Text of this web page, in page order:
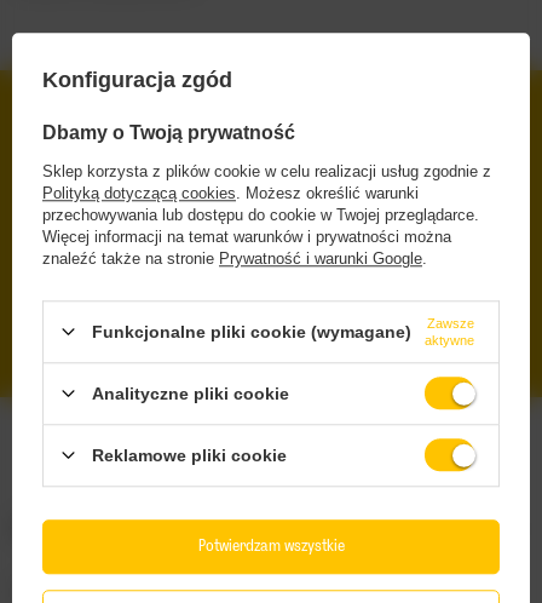
DARMOWA DOSTAWA
OD 249 ZŁ Z INPOST PACZKOMATY
BEZPIECZNE ZAKUPY
DBAMY O TWOJE PRAWA
RENOMOWANE MARKI
SZEROKI WYBÓR
IPA, PILS, SOUR, STOUT, LAGER
Zamówienia
Status zamówienia
Konfiguracja zgód
Dbamy o Twoją prywatność
Sklep korzysta z plików cookie w celu realizacji usług zgodnie z
Polityką dotyczącą cookies . Możesz określić warunki
przechowywania lub dostępu do cookie w Twojej przeglądarce.
Więcej informacji na temat warunków i prywatności można
znaleźć także na stronie Prywatność i warunki Google
Funkcjonalne pliki cookie (wymagane)
Zawsze
aktywne
Analityczne pliki cookie
Reklamowe pliki cookie
Potwierdzam wszystkie